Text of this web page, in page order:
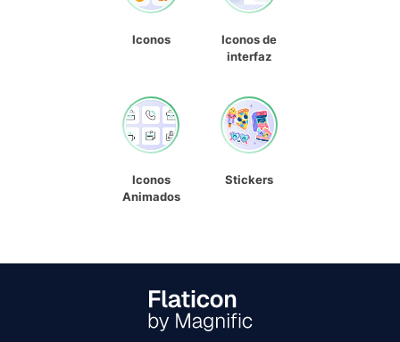
Iconos
Iconos de
interfaz
Iconos
Animados
Stickers